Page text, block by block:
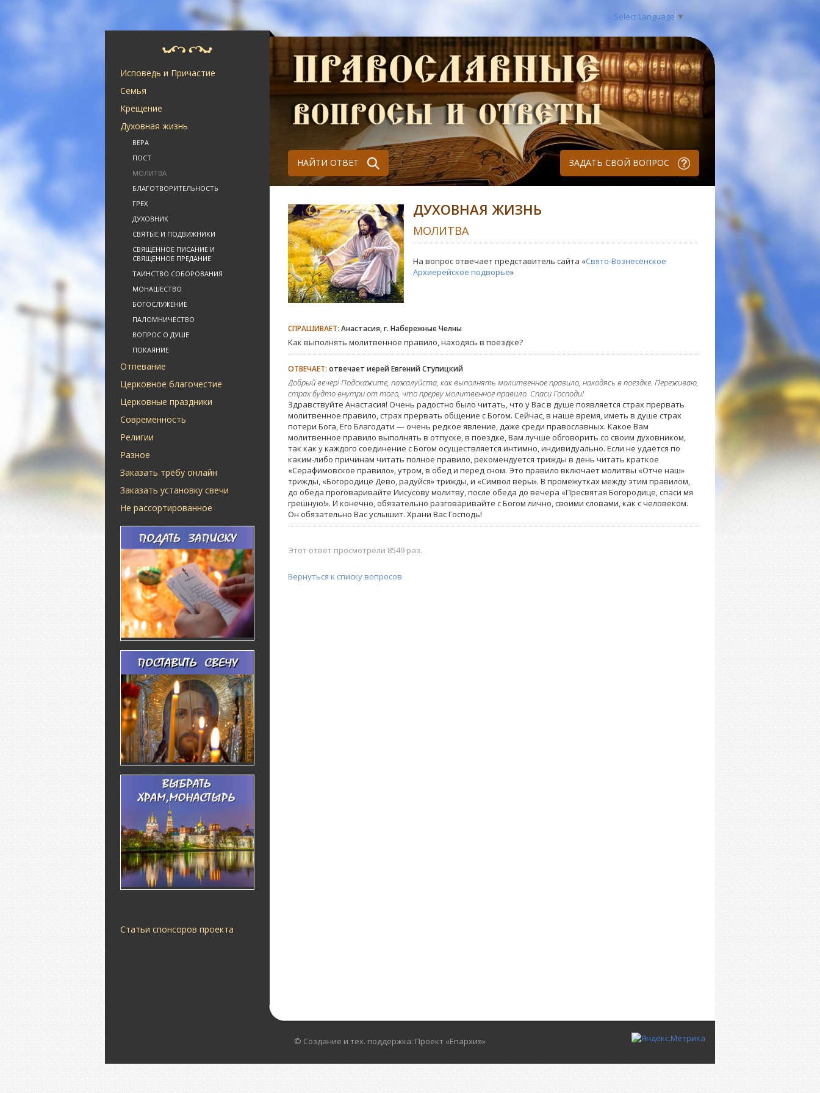
Select Language ▼
Исповедь и Причастие
Семья
Крещение
Духовная жизнь
ВЕРА
ПОСТ
МОЛИТВА
БЛАГОТВОРИТЕЛЬНОСТЬ
ГРЕХ
ДУХОВНИК
СВЯТЫЕ И ПОДВИЖНИКИ
СВЯЩЕННОЕ ПИСАНИЕ И
СВЯЩЕННОЕ ПРЕДАНИЕ
ТАИНСТВО СОБОРОВАНИЯ
МОНАШЕСТВО
БОГОСЛУЖЕНИЕ
ПАЛОМНИЧЕСТВО
ВОПРОС О ДУШЕ
ПОКАЯНИЕ
Отпевание
Церковное благочестие
Церковные праздники
Современность
Религии
Разное
Заказать требу онлайн
Заказать установку свечи
Не рассортированное
Статьи спонсоров проекта
НАЙТИ ОТВЕТ ЗАДАТЬ СВОЙ ВОПРОС
ДУХОВНАЯ ЖИЗНЬ
МОЛИТВА
На вопрос отвечает представитель сайта «Свято-Вознесенское
Архиерейское подворье»
СПРАШИВАЕТ: Анастасия, г. Набережные Челны
Как выполнять молитвенное правило, находясь в поездке?
ОТВЕЧАЕТ: отвечает иерей Евгений Ступицкий
Добрый вечер! Подскажите, пожалуйста, как выполнять молитвенное правило, находясь в поездке. Переживаю,
страх будто внутри от того, что прерву молитвенное правило. Спаси Господи!
Здравствуйте Анастасия! Очень радостно было читать, что у Вас в душе появляется страх прервать
молитвенное правило, страх прервать общение с Богом. Сейчас, в наше время, иметь в душе страх
потери Бога, Его Благодати — очень редкое явление, даже среди православных. Какое Вам
молитвенное правило выполнять в отпуске, в поездке, Вам лучше обговорить со своим духовником,
так как у каждого соединение с Богом осуществляется интимно, индивидуально. Если не удаётся по
каким-либо причинам читать полное правило, рекомендуется трижды в день читать краткое
«Серафимовское правило», утром, в обед и перед сном. Это правило включает молитвы «Отче наш»
трижды, «Богородице Дево, радуйся» трижды, и «Символ веры». В промежутках между этим правилом,
до обеда проговаривайте Иисусову молитву, после обеда до вечера «Пресвятая Богородице, спаси мя
грешную!». И конечно, обязательно разговаривайте с Богом лично, своими словами, как с человеком.
Он обязательно Вас услышит. Храни Вас Господь!
Этот ответ просмотрели 8549 раз.
Вернуться к списку вопросов
© Создание и тех. поддержка: Проект «Епархия»